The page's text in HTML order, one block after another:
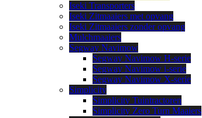
Iseki Transporters
Iseki Zitmaaiers met opvang
Iseki Zitmaaiers zonder opvang
Mulchmaaiers
Segway Navimow
Segway Navimow H-serie
Segway Navimow i-serie
Segway Navimow X-serie
Simplicity
Simplicity Tuintractoren
Simplicity Zero Turn Maaiers